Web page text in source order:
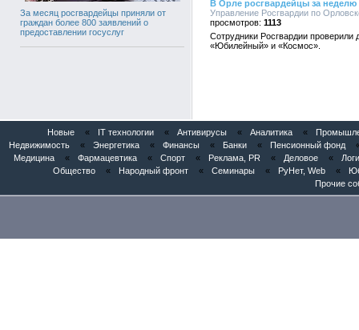
За месяц росгвардейцы приняли от
граждан более 800 заявлений о
предоставлении госуслуг
В Орле росгвардейцы за неделю
Управление Росгвардии по
1113
Сотрудники Росгвардии проверили
«Юбилейный» и «Космос».
Новые « IT технологии « Антивирусы « Аналитика «
Недвижимость
« Энергетика « Финансы « Банки « Пенсионный фонд
Медицина
« Фармацевтика « Спорт « Реклама, PR « Деловое «
Общество
« Народный фронт « Семинары « РуНет, Web «
Прочие